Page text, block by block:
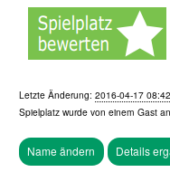
Letzte Änderung: 2016-04-17
Spielplatz wurde von einem Gast